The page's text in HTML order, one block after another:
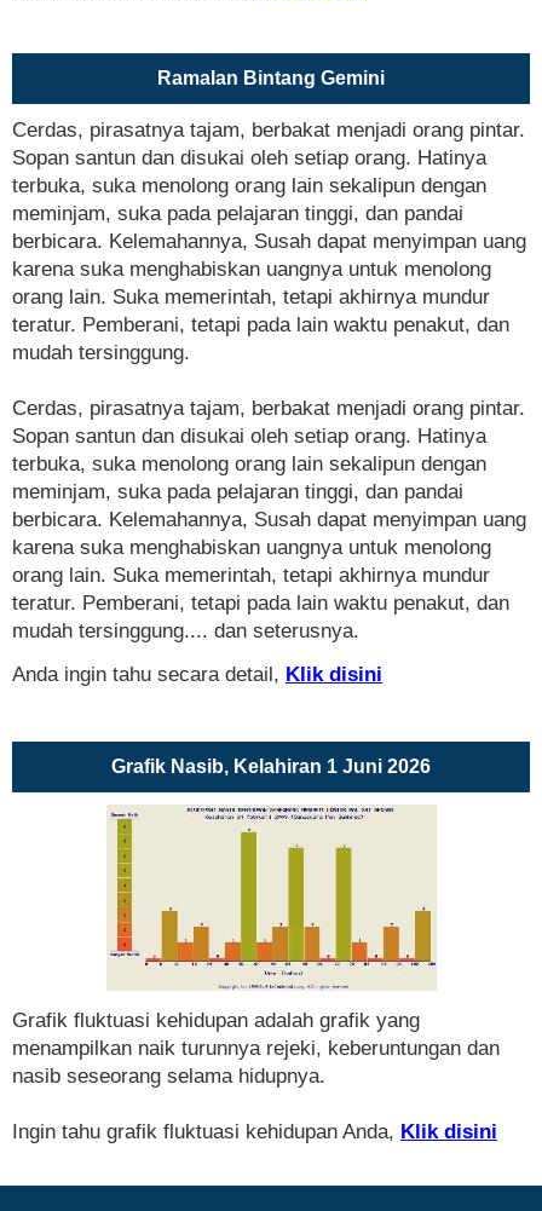
Ramalan Bintang Gemini
Cerdas, pirasatnya tajam, berbakat menjadi orang pintar.
Sopan santun dan disukai oleh setiap orang. Hatinya
terbuka, suka menolong orang lain sekalipun dengan
meminjam, suka pada pelajaran tinggi, dan pandai
berbicara. Kelemahannya, Susah dapat menyimpan uang
karena suka menghabiskan uangnya untuk menolong
orang lain. Suka memerintah, tetapi akhirnya mundur
teratur. Pemberani, tetapi pada lain waktu penakut, dan
mudah tersinggung.
Cerdas, pirasatnya tajam, berbakat menjadi orang pintar.
Sopan santun dan disukai oleh setiap orang. Hatinya
terbuka, suka menolong orang lain sekalipun dengan
meminjam, suka pada pelajaran tinggi, dan pandai
berbicara. Kelemahannya, Susah dapat menyimpan uang
karena suka menghabiskan uangnya untuk menolong
orang lain. Suka memerintah, tetapi akhirnya mundur
teratur. Pemberani, tetapi pada lain waktu penakut, dan
mudah tersinggung.... dan seterusnya.
Anda ingin tahu secara detail, Klik disini
Grafik Nasib, Kelahiran 1 Juni 2026
Grafik fluktuasi kehidupan adalah grafik yang
menampilkan naik turunnya rejeki, keberuntungan dan
nasib seseorang selama hidupnya.
Ingin tahu grafik fluktuasi kehidupan Anda, Klik disini